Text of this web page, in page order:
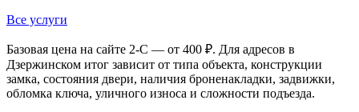
Все услуги
Базовая цена на сайте 2-С — от 400 ₽. Для адресов в
Дзержинском итог зависит от типа объекта, конструкции
замка, состояния двери, наличия броненакладки, задвижки,
обломка ключа, уличного износа и сложности подъезда.